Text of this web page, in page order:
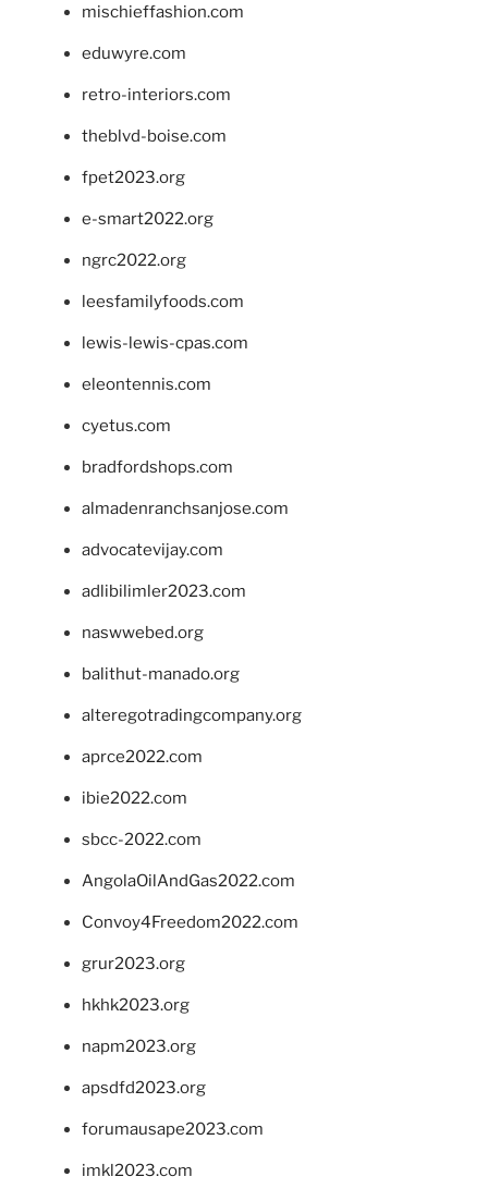
mischieffashion.com
eduwyre.com
retro-interiors.com
theblvd-boise.com
fpet2023.org
e-smart2022.org
ngrc2022.org
leesfamilyfoods.com
lewis-lewis-cpas.com
eleontennis.com
cyetus.com
bradfordshops.com
almadenranchsanjose.com
advocatevijay.com
adlibilimler2023.com
naswwebed.org
balithut-manado.org
alteregotradingcompany.org
aprce2022.com
ibie2022.com
sbcc-2022.com
AngolaOilAndGas2022.com
Convoy4Freedom2022.com
grur2023.org
hkhk2023.org
napm2023.org
apsdfd2023.org
forumausape2023.com
imkl2023.com